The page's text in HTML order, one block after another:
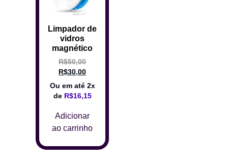
Limpador de
vidros
magnético
R$50,00
R$30,00
Ou em até 2x
de R$16,15
Adicionar
ao carrinho